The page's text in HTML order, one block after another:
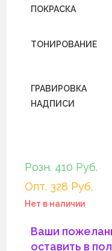
ПОКРАСКА
ТОНИРОВАНИЕ
ГРАВИРОВКА
НАДПИСИ
Розн. 410 Руб.
Опт. 328 Руб.
Нет в наличии
Ваши
оставить в